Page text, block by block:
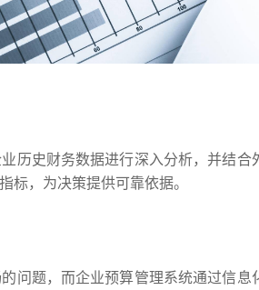
历史财务数据进行深入分析，并结
标，为决策提供可靠依据。
问题，而企业预算管理系统通过信